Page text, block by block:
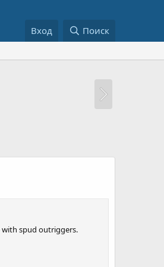
Вход Поиск
with spud outriggers.